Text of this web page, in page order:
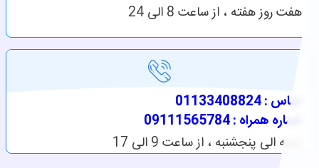
هفت روز هفته ، از ساعت 8 الی 24
تماس : 01133408824
شماره همراه : 09111565784
شنبه الی پنجشنبه ، از ساعت 9 الی 17